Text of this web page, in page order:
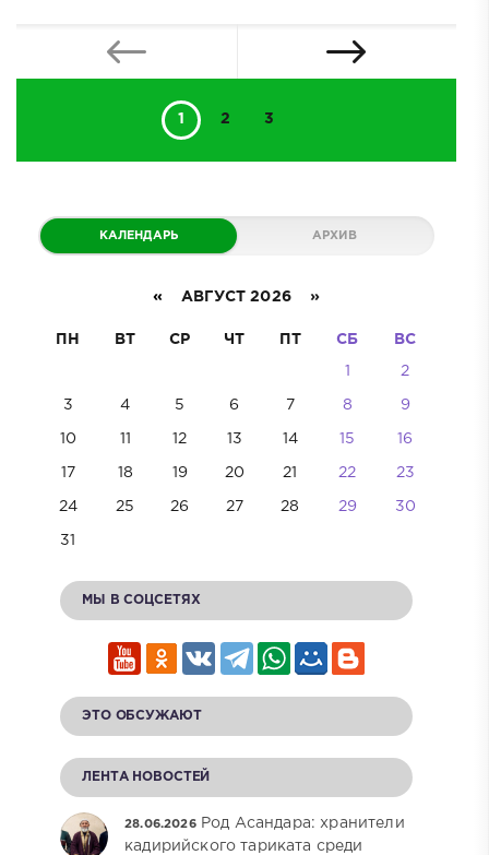
1 2 3
КАЛЕНДАРЬ АРХИВ
« АВГУСТ 2026 »
ПН ВТ СР ЧТ ПТ СБ ВС
1 2
3 4 5 6 7 8 9
10 11 12 13 14 15 16
17 18 19 20 21 22 23
24 25 26 27 28 29 30
31
МЫ В СОЦСЕТЯХ
ЭТО ОБСУЖАЮТ
ЛЕНТА НОВОСТЕЙ
28.06.2026
Род Асандара: хранители
кадирийского тариката среди